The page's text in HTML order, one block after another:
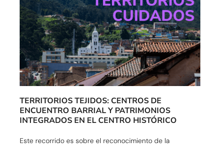
TERRITORIOS TEJIDOS: CENTROS DE
ENCUENTRO BARRIAL Y PATRIMONIOS
INTEGRADOS EN EL CENTRO HISTÓRICO
Este recorrido es sobre el reconocimiento de la